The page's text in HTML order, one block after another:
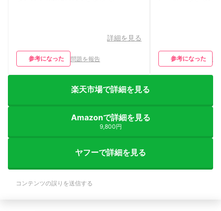
詳細を見る
参考になった 問題を報告 参考になった
楽天市場で詳細を見る
Amazonで詳細を見る
9,800円
ヤフーで詳細を見る
コンテンツの誤りを送信する